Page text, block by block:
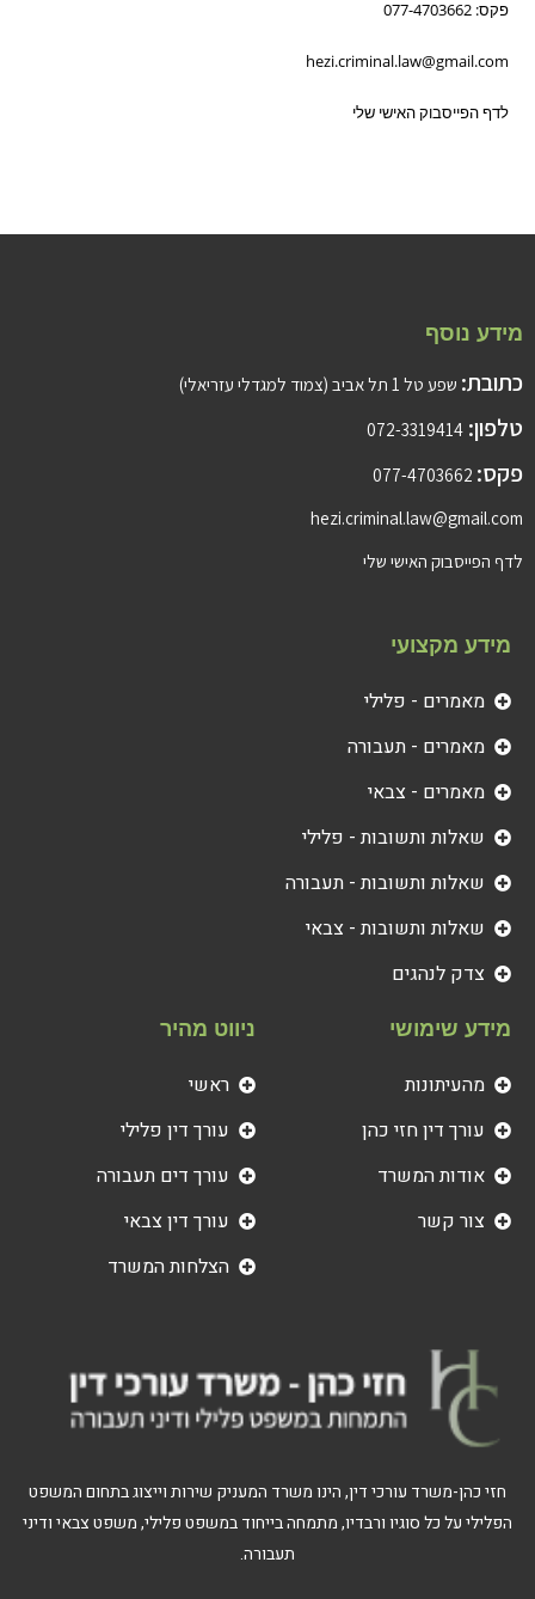
פקס: 077-4703662
hezi.criminal.law@gmail.com
לדף הפייסבוק האישי שלי
חזי כהן-משרד עורכי דין, הינו משרד המעניק שירות וייצוג בתחום המשפט
הפלילי על כל סוגיו ורבדיו, מתמחה בייחוד במשפט פלילי, משפט צבאי ודיני
תעבורה.
ניווט מהיר
ראשי
עורך דין פלילי
עורך דים תעבורה
עורך דין צבאי
הצלחות המשרד
מידע שימושי
מהעיתונות
עורך דין חזי כהן
אודות המשרד
צור קשר
מידע מקצועי
מאמרים - פלילי
מאמרים - תעבורה
מאמרים - צבאי
שאלות ותשובות - פלילי
שאלות ותשובות - תעבורה
שאלות ותשובות - צבאי
צדק לנהגים
מידע נוסף
כתובת: שפע טל 1 תל אביב (צמוד למגדלי עזריאלי)
טלפון: 072-3319414
פקס:
hezi.criminal.law@gmail.com
לדף הפייסבוק האישי שלי